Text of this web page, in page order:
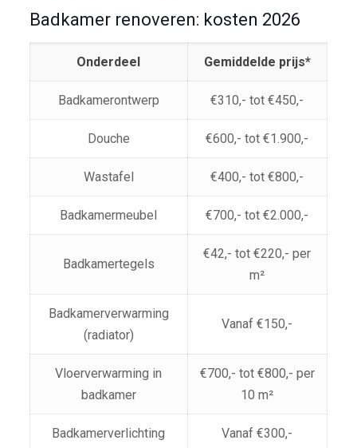
Badkamer renoveren: kosten 2026
Onderdeel Gemiddelde prijs*
Badkamerontwerp €310,- tot €450,-
Douche €600,- tot €1.900,-
Wastafel €400,- tot €800,-
Badkamermeubel €700,- tot €2.000,-
Badkamertegels
€42,- tot €220,- per
m²
Badkamerverwarming
(radiator)
Vanaf €150,-
Vloerverwarming in
badkamer
€700,- tot €800,- per
10 m²
Badkamerverlichting Vanaf €300,-